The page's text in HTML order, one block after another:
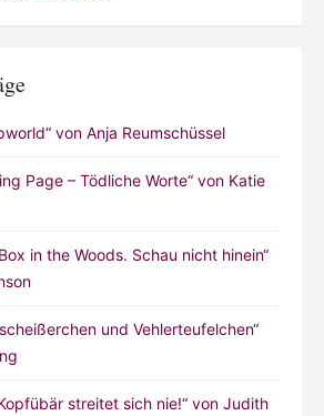
von Anja Reumschüssel
Page – Tödliche Worte“ von Katie
in the Woods. Schau nicht hinein“
und Vehlerteufelchen“
streitet sich nie!“ von Judith